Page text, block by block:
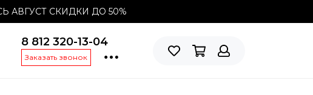
АВГУСТ СКИДКИ ДО 50%
8 812 320-13-04
Заказать звонок